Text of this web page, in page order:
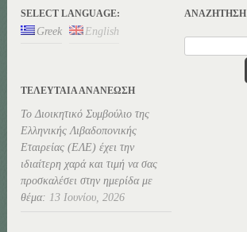
SELECT LANGUAGE:
Greek English
ΑΝΑΖΉΤΗΣΗ
ΤΕΛΕΥΤΑΊΑ ΑΝΑΝΕΏΣΗ
Το Διοικητικό Συμβούλιο της
Ελληνικής Λιβαδοπονικής
Εταιρείας (ΕΛΕ) έχει την
ιδιαίτερη χαρά και τιμή να σας
προσκαλέσει στην ημερίδα με
θέμα: 13 Ιουνίου, 2026